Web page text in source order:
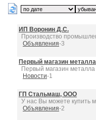
ИП Воронин Д.С.
Производство
Объявления-3
Первый магазин металла
Первый магазин
Новости-1
ГП Стальмаш, ООО
У нас Вы можете купить
Объявления-2